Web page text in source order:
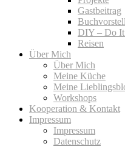
Gastbeitrag
DIY – Do It
Reisen
Über Mich
Über Mich
Meine Küche
Meine
Workshops
Kooperation & Kontakt
Impressum
Impressum
Datenschutz